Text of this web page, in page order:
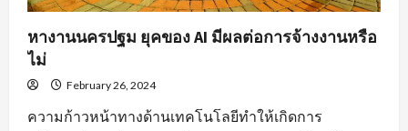
หางานนครปฐม ยุคของ AI มีผลต่อการจ้างงานหรือ
ไม่
February 26, 2024
ความก้าวหน้าทางด้านเทคโนโลยีทำให้เกิดการ